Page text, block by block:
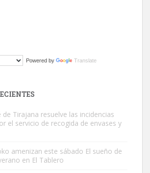
va a llevar a Los Gatos callejeros de la zona los
Powered by Translate
Tirajana resuelve las incidencias
el servicio de recogida de envases y
amenizan este sábado El sueño de
en El Tablero